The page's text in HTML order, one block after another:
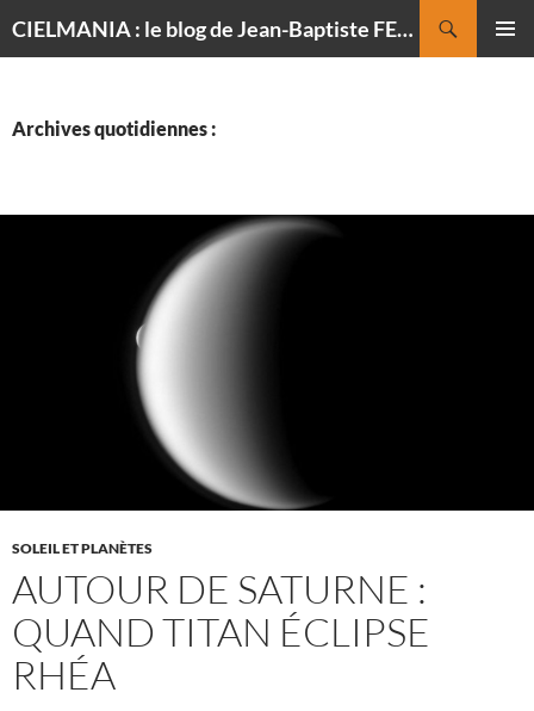
CIELMANIA : le blog de Jean-Baptiste FELDMANN, photographe du ciel
Archives quotidiennes :
SOLEIL ET PLANÈTES
AUTOUR DE SATURNE :
QUAND TITAN ÉCLIPSE
RHÉA